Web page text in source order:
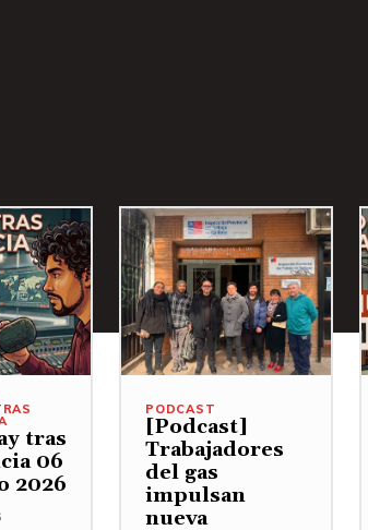
j
o
p
a
r
a
u
e
tras
06
2026
PODCAST
[Podcast]
Trabajadores
del gas
impulsan
nueva